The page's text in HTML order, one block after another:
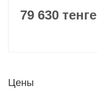
79 630 тенге
Цены